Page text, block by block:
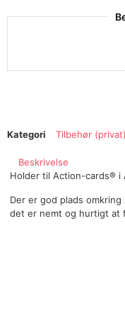
Kategori Tilbehør (privat)
Beskrivelse
Holder til Action-cards® i
Der er god plads
det er nemt og hurtigt at